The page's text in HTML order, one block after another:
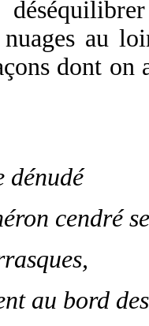
au
dont on
dénudé
cendré
au bord